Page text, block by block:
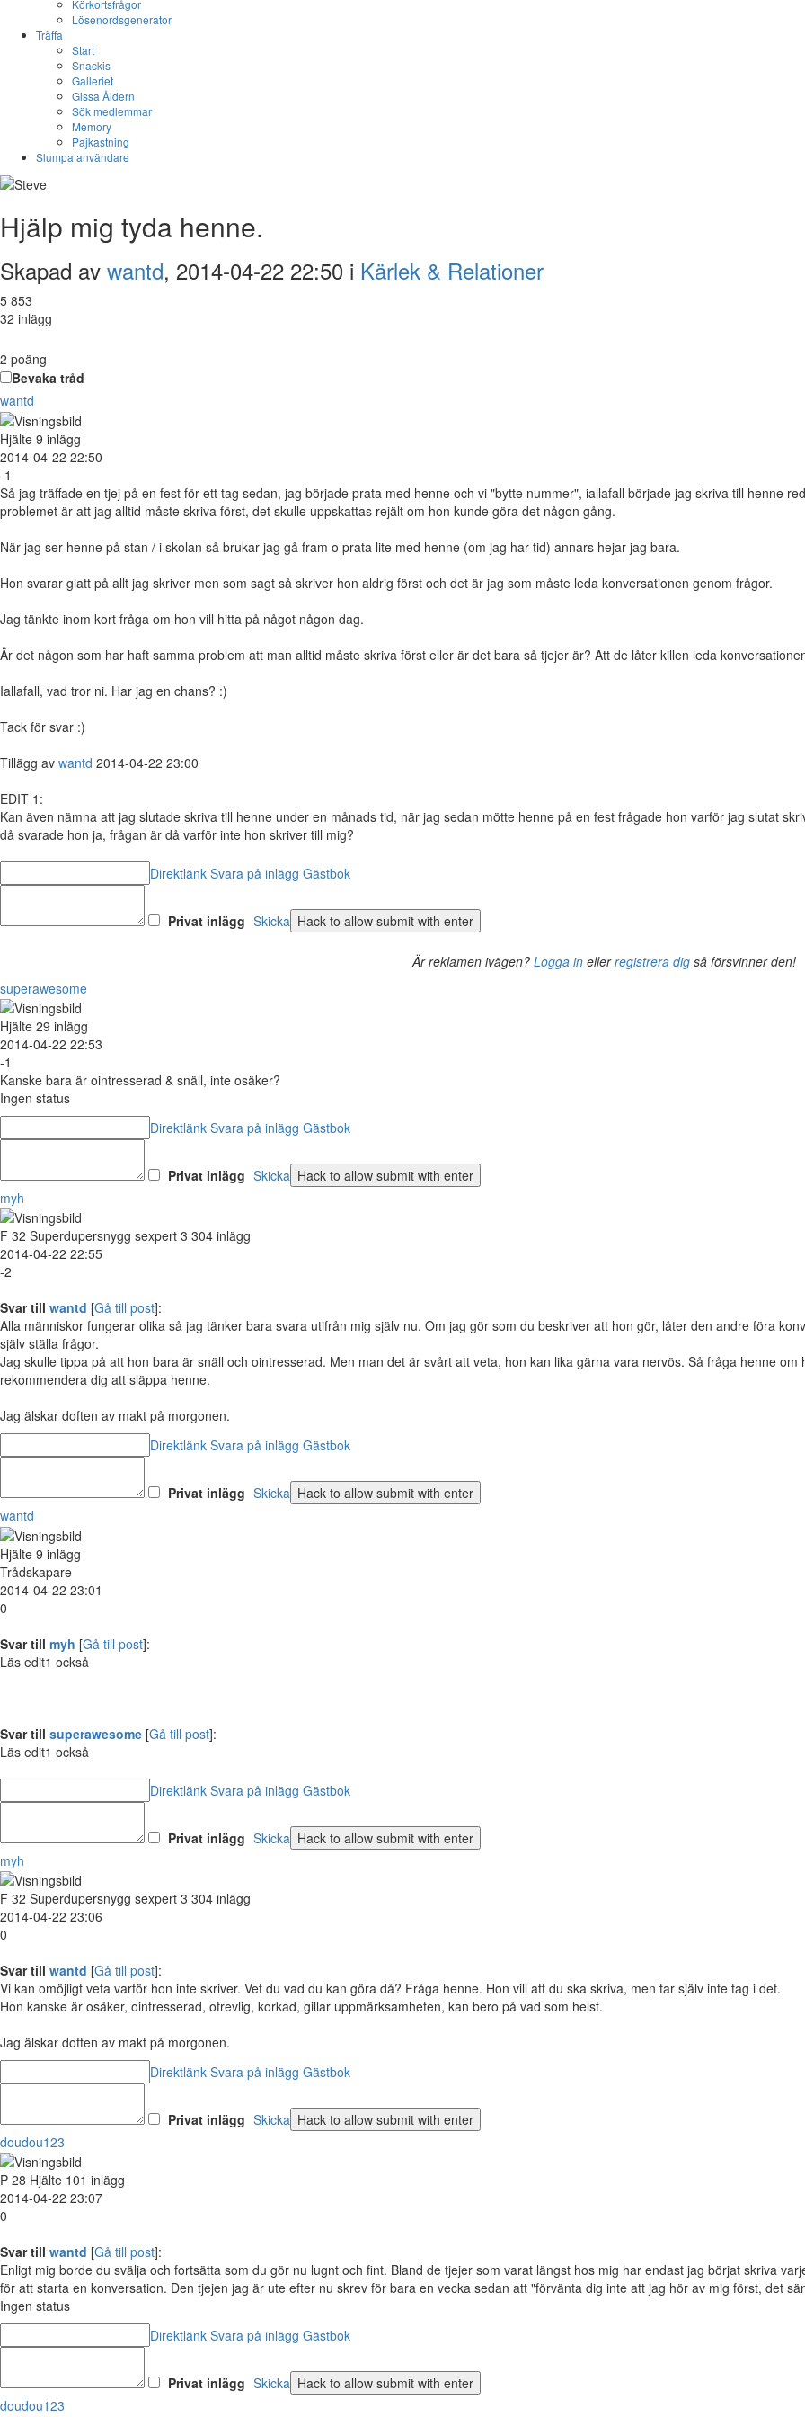
Körkortsfrågor
Lösenordsgenerator
Träffa
Start
Snackis
Galleriet
Gissa Åldern
Sök medlemmar
Memory
Pajkastning
Slumpa användare
Hjälp mig tyda henne.
Skapad av wantd, 2014-04-22 22:50 i Kärlek & Relationer
5 853
32 inlägg
2 poäng
Bevaka tråd
wantd
Hjälte 9 inlägg
2014-04-22 22:50
-1
Så jag träffade en tjej på en fest för ett tag sedan, jag började prata med henne och vi "bytte nummer", iallafall började jag skriva till henne
problemet är att jag alltid måste skriva först, det skulle uppskattas rejält om hon kunde göra det någon gång.
När jag ser henne på stan / i skolan så brukar jag gå fram o prata lite med henne (om jag har tid) annars hejar jag bara.
Hon svarar glatt på allt jag skriver men som sagt så skriver hon aldrig först och det är jag som måste leda konversationen genom frågor.
Jag tänkte inom kort fråga om hon vill hitta på något någon dag.
Är det någon som har haft samma problem att man alltid måste skriva först eller är det bara så tjejer är? Att de låter killen leda
Iallafall, vad tror ni. Har jag en chans? :)
Tack för svar :)
Tillägg av wantd 2014-04-22 23:00
EDIT 1:
Kan även nämna att jag slutade skriva till henne under en månads tid, när jag sedan mötte henne på en fest frågade hon varför jag slutat
då svarade hon ja, frågan är då varför inte hon skriver till mig?
Direktlänk Svara på inlägg Gästbok
Privat inlägg Skicka
Är reklamen ivägen? Logga inellerregistrera digså försvinner den!
superawesome
Hjälte 29 inlägg
2014-04-22 22:53
-1
Kanske bara är ointresserad & snäll, inte osäker?
Ingen status
Direktlänk Svara på inlägg Gästbok
Privat inlägg Skicka
myh
F 32 Superdupersnygg sexpert 3 304 inlägg
2014-04-22 22:55
-2
Svar till wantd [Gå till post]:
Alla människor fungerar olika så jag tänker bara svara utifrån mig själv nu. Om jag gör som du beskriver att hon gör, låter den andre föra
själv ställa frågor.
Jag skulle tippa på att hon bara är snäll och ointresserad. Men man det är svårt att veta, hon kan lika gärna vara nervös. Så fråga henne
rekommendera dig att släppa henne.
Jag älskar doften av makt på morgonen.
Direktlänk Svara på inlägg Gästbok
Privat inlägg Skicka
wantd
Hjälte 9 inlägg
Trådskapare
2014-04-22 23:01
0
Svar till myh [Gå till post]:
Läs edit1 också
Svar till superawesome [Gå till post]:
Läs edit1 också
Direktlänk Svara på inlägg Gästbok
Privat inlägg Skicka
myh
F 32 Superdupersnygg sexpert 3 304 inlägg
2014-04-22 23:06
0
Svar till wantd [Gå till post]:
Vi kan omöjligt veta varför hon inte skriver. Vet du vad du kan göra då? Fråga henne. Hon vill att du ska skriva, men tar själv inte tag i det.
Hon kanske är osäker, ointresserad, otrevlig, korkad, gillar uppmärksamheten, kan bero på vad som helst.
Jag älskar doften av makt på morgonen.
Direktlänk Svara på inlägg Gästbok
Privat inlägg Skicka
doudou123
P 28 Hjälte 101 inlägg
2014-04-22 23:07
0
Svar till wantd [Gå till post]:
Enligt mig borde du svälja och fortsätta som du gör nu lugnt och fint. Bland de tjejer som varat längst hos mig har endast jag börjat skriva
för att starta en konversation. Den tjejen jag är ute efter nu skrev för bara en vecka sedan att "förvänta dig inte att jag hör av mig först, det
Ingen status
Direktlänk Svara på inlägg Gästbok
Privat inlägg Skicka
doudou123